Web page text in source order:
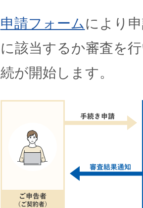
申請フォームにより
に該当するか審査を
続が開始します。